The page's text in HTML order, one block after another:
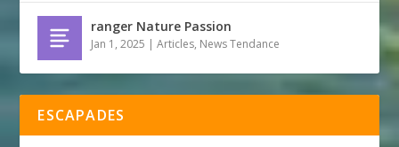
ranger Nature Passion
Jan 1, 2025 |Articles, News Tendance
ESCAPADES